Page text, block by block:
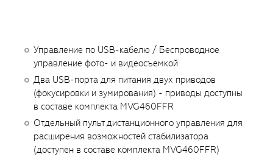
Управление по USB-кабелю / Беспроводное
управление фото- и видеосъемкой
Два USB-порта для питания двух приводов
(фокусировки и зумирования) - приводы доступны
в составе комплекта MVG460FFR
Отдельный пульт дистанционного управления для
расширения возможностей стабилизатора
(доступен в составе комплекта MVG460FFR)